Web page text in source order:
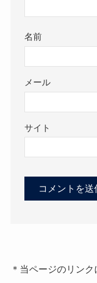
名前
メール
サイト
＊当ページのリン